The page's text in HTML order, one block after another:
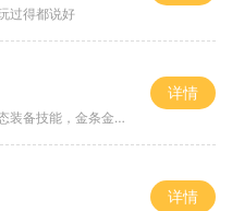
过得都说好
技能，金条金刚石保底
详情
详情